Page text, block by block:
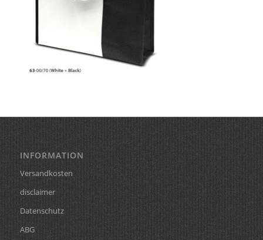
INFORMATION
Versandkosten
disclaimer
Datenschutz
ABG